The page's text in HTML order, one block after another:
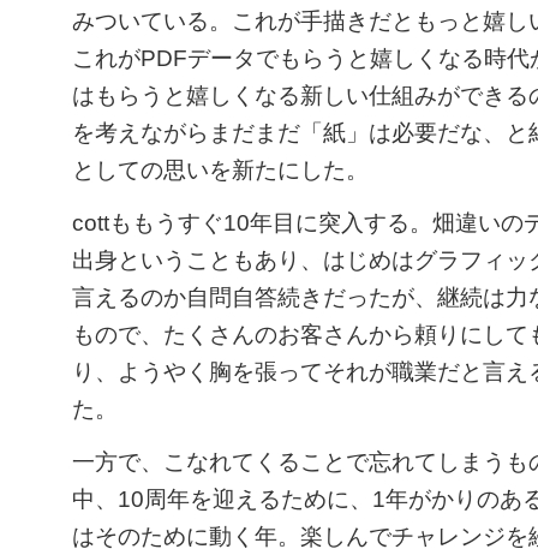
みついている。これが手描きだともっと嬉し
これがPDFデータでもらうと嬉しくなる時
はもらうと嬉しくなる新しい仕組みができる
を考えながらまだまだ「紙」は必要だな、
としての思いを新たにした。
cottももうすぐ10年目に突入する。畑違いの
出身ということもあり、はじめはグラフィッ
言えるのか自問自答続きだったが、継続は力
もので、たくさんのお客さんから頼りにして
り、ようやく胸を張ってそれが職業だと言
た。
一方で、こなれてくることで忘れてしまうも
中、10周年を迎えるために、1年がかりのあ
はそのために動く年。楽しんでチャレンジを